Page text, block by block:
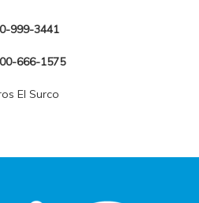
999-3441
666-1575
El Surco